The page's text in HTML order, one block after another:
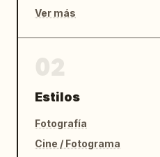
Ver más
Estilos
Fotografía
Cine / Fotograma